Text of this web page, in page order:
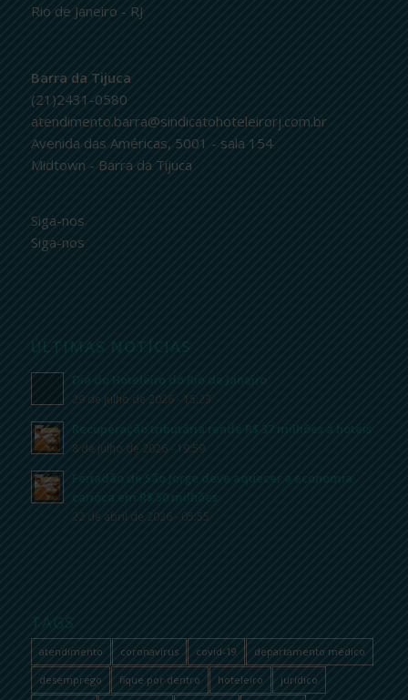
Rio de Janeiro - RJ
Barra da Tijuca
(21)2431-0580
atendimento.barra@sindicatohoteleirorj.com.br
Avenida das Américas, 5001 - sala 154
Midtown - Barra da Tijuca
Siga-nos
Siga-nos
ÚLTIMAS NOTÍCIAS
Dia do Hoteleiro do Rio de Janeiro
29 de julho de 2026 - 15:23
Recuperação tributária rende R$ 37 milhões a hotéis
8 de julho de 2026 - 19:59
Feriadão de São Jorge deve aquecer a economia
carioca em R$ 50 milhões
22 de abril de 2026 - 05:55
TAGS
atendimento coronavírus covid-19 departamento médico
desemprego fique por dentro hoteleiro jurídico